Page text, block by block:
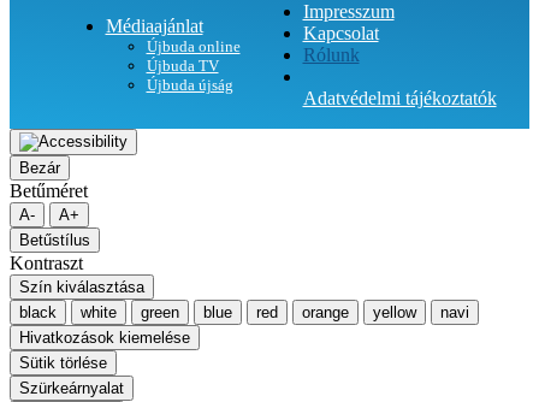
Médiaajánlat
Újbuda online
Újbuda TV
Újbuda újság
Impresszum
Kapcsolat
Rólunk
Adatvédelmi tájékoztatók
Bezár
Betűméret
A-
A+
Betűstílus
Kontraszt
Szín kiválasztása
black
white green blue red orange yellow
navi
Hivatkozások kiemelése
Sütik törlése
Szürkeárnyalat